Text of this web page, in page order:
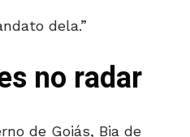
dela.”
no radar
de Goiás, Bia de